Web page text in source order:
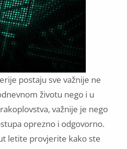
postaju sve važnije ne
životu nego i u
važnije je nego
oprezno i odgovorno.
letite provjerite kako ste